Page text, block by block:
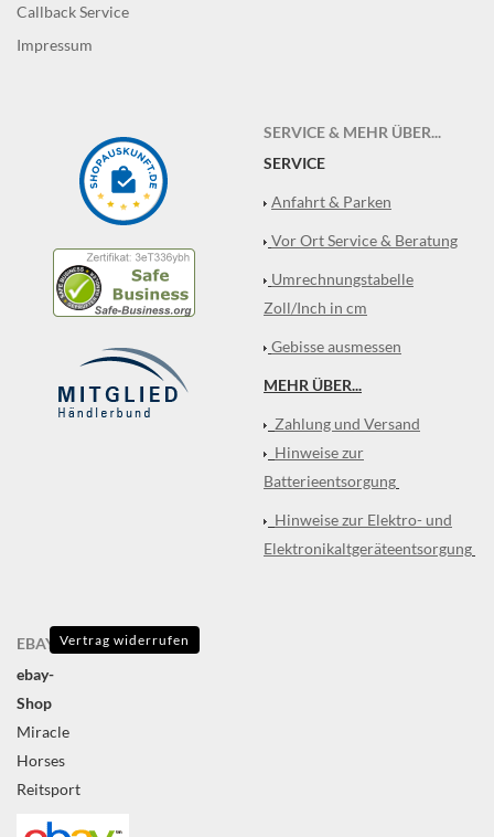
Callback Service
Impressum
SERVICE & MEHR ÜBER...
SERVICE
Anfahrt & Parken
Vor Ort Service & Beratung
Umrechnungstabelle
Zoll/Inch in cm
Gebisse ausmessen
MEHR ÜBER...
Zahlung und Versand
Hinweise zur
Batterieentsorgung
Hinweise zur Elektro- und
Elektronikaltgeräteentsorgung
EBAY
ebay-
Shop
Miracle
Horses
Reitsport
Vertrag widerrufen